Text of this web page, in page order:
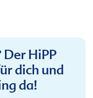
Der HiPP
dich und
da!